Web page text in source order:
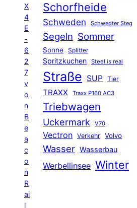
X
4
E
-
6
2
7
v
o
n
B
e
a
c
o
n
R
ai
l
Schorfheide
Schweden Schwedter Steg
Segeln Sommer
Sonne Splitter
Spritzkuchen Steel is real
Straße SUP Tier
TRAXX Traxx P160 AC3
Triebwagen
Uckermark V70
Vectron Verkehr Volvo
Wasser Wasserbau
Werbellinsee Winter